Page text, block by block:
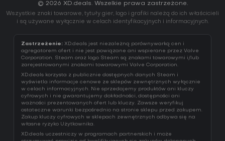
© 2026 XD.deals. Wszelkie prawa zastrzeżone.
Wszystkie znaki towarowe, tytuły gier, logo i grafiki należą do ich właścicieli
i są używane wyłącznie w celach identyfikacyjnych i informacyjnych.
Zastrzeżenie: XD.deals jest niezależną porównywarką cen i
agregatorem ofert i nie jest powiązane ani wspierane przez Valve
Corporation. Steam oraz logo Steam są znakami towarowymi i/lub
zarejestrowanymi znakami towarowymi Valve Corporation.
XD.deals korzysta z publicznie dostępnych danych Steam i
wyświetla informacje cenowe ze sklepów zewnętrznych wyłącznie
w celach informacyjnych. Nie sprzedajemy produktów ani kluczy
cyfrowych i nie gwarantujemy dokładności, dostępności ani
ważności prezentowanych ofert lub kluczy. Zawsze weryfikuj
ostateczne warunki bezpośrednio na stronie sklepu przed zakupem.
Zakup kluczy cyfrowych w sklepach zewnętrznych odbywa się na
własne ryzyko Użytkownika.
XD.deals uczestniczy w programach partnerskich i może